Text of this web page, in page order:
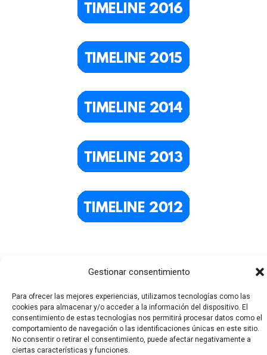
Gestionar consentimiento
Para ofrecer las mejores experiencias, utilizamos tecnologías como las
cookies para almacenar y/o acceder a la información del dispositivo. El
consentimiento de estas tecnologías nos permitirá procesar datos como el
comportamiento de navegación o las identificaciones únicas en este sitio.
No consentir o retirar el consentimiento, puede afectar negativamente a
ciertas características y funciones.
Todos los derechos © 2026 El Funerario Digital | Funciona
gracias aTema Astra para WordPress